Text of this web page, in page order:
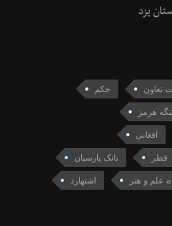
یزد
حکم
هرمز
افغانی
بانک پارسیان
و هنر اشتهارد